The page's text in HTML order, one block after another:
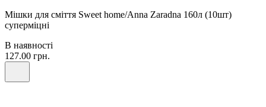
Мішки для сміття Sweet home/Anna Zaradna 160л (10шт)
суперміцні
В наявності
127.00 грн.